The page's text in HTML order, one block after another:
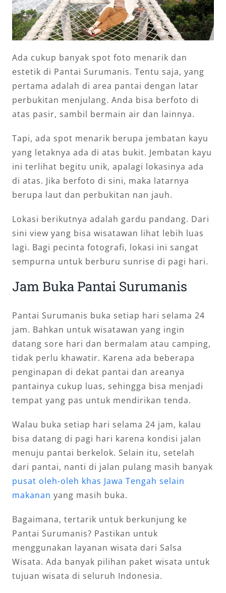
Ada cukup banyak spot foto menarik dan
estetik di Pantai Surumanis. Tentu saja, yang
pertama adalah di area pantai dengan latar
perbukitan menjulang. Anda bisa berfoto di
atas pasir, sambil bermain air dan lainnya.
Tapi, ada spot menarik berupa jembatan kayu
yang letaknya ada di atas bukit. Jembatan kayu
ini terlihat begitu unik, apalagi lokasinya ada
di atas. Jika berfoto di sini, maka latarnya
berupa laut dan perbukitan nan jauh.
Lokasi berikutnya adalah gardu pandang. Dari
sini view yang bisa wisatawan lihat lebih luas
lagi. Bagi pecinta fotografi, lokasi ini sangat
sempurna untuk berburu sunrise di pagi hari.
Jam Buka Pantai Surumanis
Pantai Surumanis buka setiap hari selama 24
jam. Bahkan untuk wisatawan yang ingin
datang sore hari dan bermalam atau camping,
tidak perlu khawatir. Karena ada beberapa
penginapan di dekat pantai dan areanya
pantainya cukup luas, sehingga bisa menjadi
tempat yang pas untuk mendirikan tenda.
Walau buka setiap hari selama 24 jam, kalau
bisa datang di pagi hari karena kondisi jalan
menuju pantai berkelok. Selain itu, setelah
dari pantai, nanti di jalan pulang masih banyak
pusat oleh-oleh khas Jawa Tengah selain
makanan yang masih buka.
Bagaimana, tertarik untuk berkunjung ke
Pantai Surumanis? Pastikan untuk
menggunakan layanan wisata dari Salsa
Wisata. Ada banyak pilihan paket wisata untuk
tujuan wisata di seluruh Indonesia.